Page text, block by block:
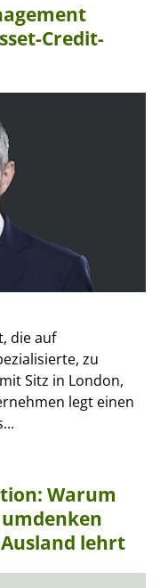
Credit-
die auf
zu
Sitz in London,
legt einen
Warum
lehrt